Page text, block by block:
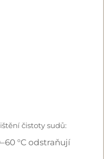
čistoty sudů:
°C odstraňují